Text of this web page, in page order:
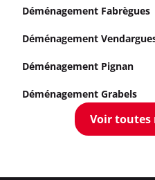
Déménagement Fabrègues
Déménagement
Déménagement Pignan
Déménagement Grabels
Voir toutes